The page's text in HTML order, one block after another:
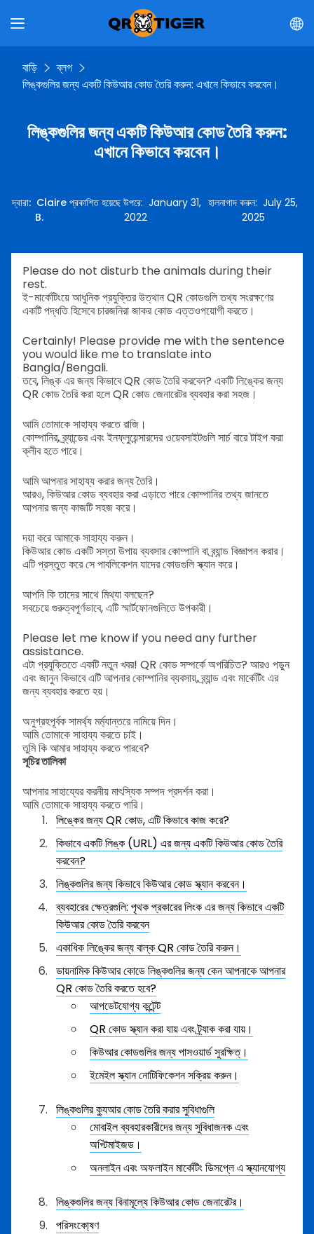
বাড়ি
ব্লগ
লিঙ্কগুলির জন্য একটি কিউআর কোড তৈরি করুন: এখানে কিভাবে করবেন।
লিঙ্কগুলির জন্য একটি কিউআর কোড তৈরি করুন:
এখানে কিভাবে করবেন।
দ্বারা: Claire
B.
প্রকাশিত হয়েছে উপরে:January 31,
2022
হালনাগাদ করুন:July 25,
2025
Please do not disturb the animals during their
rest.
ই-মার্কেটিংয়ে আধুনিক প্রযুক্তির উত্থান QR কোডগুলি তথ্য সংরক্ষণের
একটি পদ্ধতি হিসেবে চারজনিরা জাকর কোড এত্তওপয়োগী করতে।
Certainly! Please provide me with the sentence
you would like me to translate into
Bangla/Bengali.
তবে, লিঙ্ক এর জন্য কিভাবে QR কোড তৈরি করবেন? একটি লিঙ্কের জন্য
QR কোড তৈরি করা হলে QR কোড জেনারেটর ব্যবহার করা সহজ।
আমি তোমাকে সাহায্য করতে রাজি।
কোম্পানির, ব্র্যান্ডের এবং ইনফ্লুয়েন্সারদের ওয়েবসাইটগুলি সার্চ বারে টাইপ করা
ক্লীব হতে পারে।
আমি আপনার সাহায্য করার জন্য তৈরি।
আরও, কিউআর কোড ব্যবহার করা এড়াতে পারে কোম্পানির তথ্য জানতে
আপনার জন্য কাজটি সহজ করে।
দয়া করে আমাকে সাহায্য করুন।
কিউআর কোড একটি সস্তা উপায় ব্যবসার কোম্পানি বা ব্র্যান্ড বিজ্ঞাপন করার।
এটি প্রস্তুত করে সে পাবলিকেশন যাদের কোডগুলি স্ক্যান করে।
আপনি কি তাদের সাথে মিথ্যা বলছেন?
সবচেয়ে গুরুত্বপূর্ণভাবে, এটি স্মার্টফোনগুলিতে উপকারী।
Please let me know if you need any further
assistance.
এটা প্রযুক্তিতে একটি নতুন খবর! QR কোড সম্পর্কে অপরিচিত? আরও পড়ুন
এবং জানুন কিভাবে এটি আপনার কোম্পানির ব্যবসায়, ব্র্যান্ড এবং মার্কেটিং এর
জন্য ব্যবহার করতে হয়।
অনুগ্রহপূর্বক সামর্থ্য মর্ম্যান্তরে নামিয়ে দিন।
আমি তোমাকে সাহায্য করতে চাই।
তুমি কি আমার সাহায্য করতে পারবে?
সূচির তালিকা
আপনার সাহায্যের করনীয় মাৎস্যিক সম্পদ প্রদর্শন করা।
আমি তোমাকে সাহায্য করতে পারি।
লিঙ্কের জন্য QR কোড, এটি কিভাবে কাজ করে?
কিভাবে একটি লিঙ্ক (URL) এর জন্য একটি কিউআর কোড তৈরি
করবেন?
লিঙ্কগুলির জন্য কিভাবে কিউআর কোড স্ক্যান করবেন।
ব্যবহারের ক্ষেত্রগুলি: পৃথক প্রকারের লিংক এর জন্য কিভাবে একটি
কিউআর কোড তৈরি করবেন
একাধিক লিঙ্কের জন্য বাল্ক QR কোড তৈরি করুন।
ডায়নামিক কিউআর কোডে লিঙ্কগুলির জন্য কেন আপনাকে আপনার
QR কোড তৈরি করতে হবে?
আপডেটযোগ্য কন্টেন্ট
QR কোড স্ক্যান করা যায় এবং ট্র্যাক করা যায়।
কিউআর কোডগুলির জন্য পাসওয়ার্ড সুরক্ষিত্।
ইমেইল স্ক্যান নোটিফিকেশন সক্রিয় করুন।
লিঙ্কগুলির ক্যুআর কোড তৈরি করার সুবিধাগুলি
মোবাইল ব্যবহারকারীদের জন্য সুবিধাজনক এবং
অপ্টিমাইজড।
অনলাইন এবং অফলাইন মার্কেটিং ডিসপ্লে এ স্ক্যানযোগ্য
লিঙ্কগুলির জন্য বিনামূল্যে কিউআর কোড জেনারেটর।
পরিসংকো্ষণ